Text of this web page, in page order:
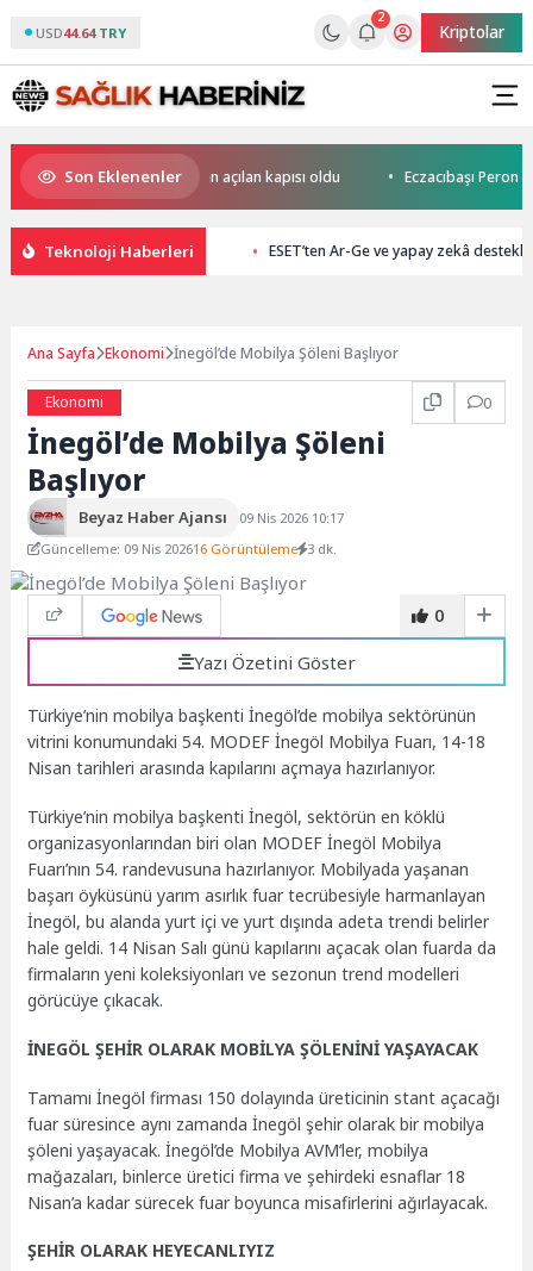
USD44.64 TRY
2
Kriptolar
Son Eklenenler
Merkezi hayata yeniden açılan kapısı oldu Eczacıbaşı Peron
Teknoloji Haberleri ESET’ten Ar-Ge ve yapay zekâ
Ana Sayfa Ekonomi İnegöl’de Mobilya Şöleni Başlıyor
Ekonomi 0
İnegöl’de Mobilya Şöleni
Başlıyor
Beyaz Haber Ajansı
09 Nis 2026 10:17
Güncelleme: 09 Nis 202616 Görüntüleme 3 dk.
0
Yazı Özetini Göster
Türkiye’nin mobilya başkenti İnegöl’de mobilya sektörünün
vitrini konumundaki 54. MODEF İnegöl Mobilya Fuarı, 14-18
Nisan tarihleri arasında kapılarını açmaya hazırlanıyor.
Türkiye’nin mobilya başkenti İnegöl, sektörün en köklü
organizasyonlarından biri olan MODEF İnegöl Mobilya
Fuarı’nın 54. randevusuna hazırlanıyor. Mobilyada yaşanan
başarı öyküsünü yarım asırlık fuar tecrübesiyle harmanlayan
İnegöl, bu alanda yurt içi ve yurt dışında adeta trendi belirler
hale geldi. 14 Nisan Salı günü kapılarını açacak olan fuarda da
firmaların yeni koleksiyonları ve sezonun trend modelleri
görücüye çıkacak.
İNEGÖL ŞEHİR OLARAK MOBİLYA ŞÖLENİNİ YAŞAYACAK
Tamamı İnegöl firması 150 dolayında üreticinin stant açacağı
fuar süresince aynı zamanda İnegöl şehir olarak bir mobilya
şöleni yaşayacak. İnegöl’de Mobilya AVM’ler, mobilya
mağazaları, binlerce üretici firma ve şehirdeki esnaflar 18
Nisan’a kadar sürecek fuar boyunca misafirlerini ağırlayacak.
ŞEHİR OLARAK HEYECANLIYIZ